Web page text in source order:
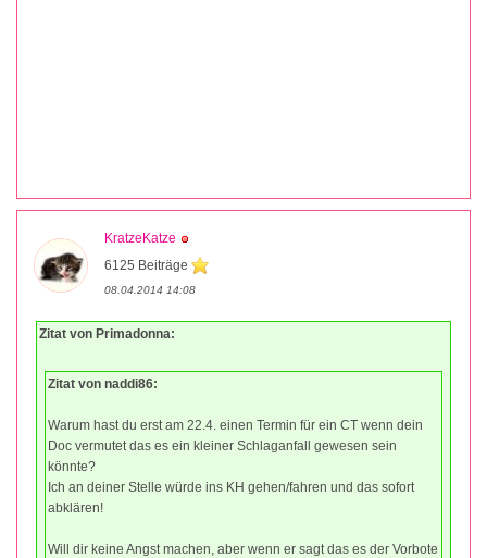
KratzeKatze
6125 Beiträge
08.04.2014 14:08
Zitat von Primadonna:
Zitat von naddi86:
Warum hast du erst am 22.4. einen Termin für ein CT wenn dein
Doc vermutet das es ein kleiner Schlaganfall gewesen sein
könnte?
Ich an deiner Stelle würde ins KH gehen/fahren und das sofort
abklären!
Will dir keine Angst machen, aber wenn er sagt das es der Vorbote